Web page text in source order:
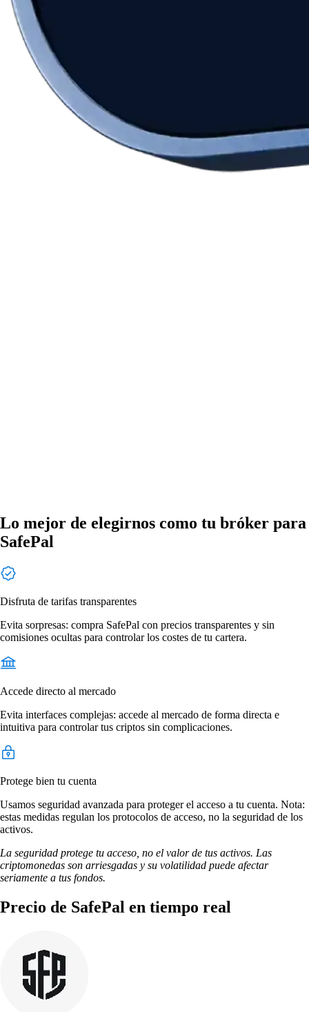
Lo mejor de elegirnos como tu bróker para
SafePal
Disfruta de tarifas transparentes
Evita sorpresas: compra SafePal con precios transparentes y sin
comisiones ocultas para controlar los costes de tu cartera.
Accede directo al mercado
Evita interfaces complejas: accede al mercado de forma directa e
intuitiva para controlar tus criptos sin complicaciones.
Protege bien tu cuenta
Usamos seguridad avanzada para proteger el acceso a tu cuenta. Nota:
estas medidas regulan los protocolos de acceso, no la seguridad de los
activos.
La seguridad protege tu acceso, no el valor de tus activos. Las
criptomonedas son arriesgadas y su volatilidad puede afectar
seriamente a tus fondos.
Precio de SafePal en tiempo real